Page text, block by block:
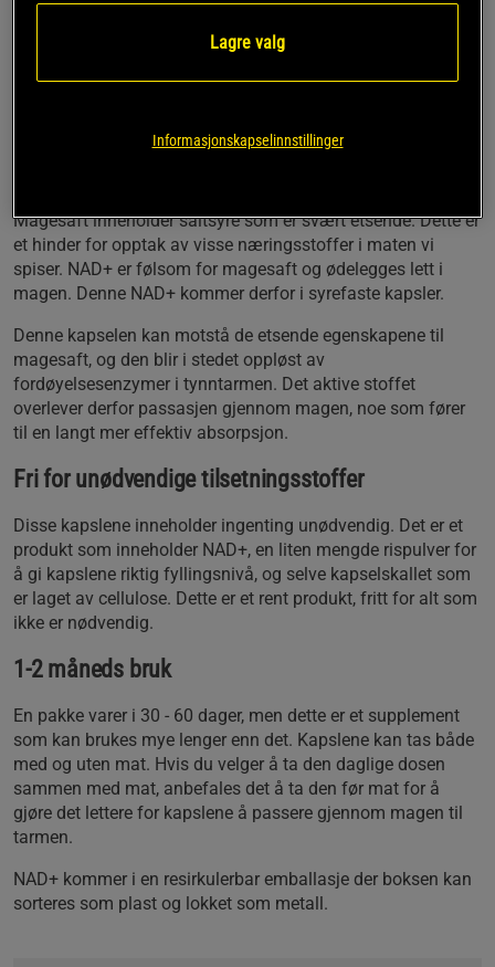
av NAD+ i cellene synke.
Det er flere måter å øke inntaket av NAD+ på, en av disse er
å gi kroppen nikotinamidribosid for å danne NAD+, men det
Magesaft inneholder saltsyre som er svært etsende. Dette er
et hinder for opptak av visse næringsstoffer i maten vi
spiser. NAD+ er følsom for magesaft og ødelegges lett i
magen. Denne NAD+ kommer derfor i syrefaste kapsler.
Denne kapselen kan motstå de etsende egenskapene til
magesaft, og den blir i stedet oppløst av
fordøyelsesenzymer i tynntarmen. Det aktive stoffet
overlever derfor passasjen gjennom magen, noe som fører
til en langt mer effektiv absorpsjon.
Fri for unødvendige tilsetningsstoffer
Disse kapslene inneholder ingenting unødvendig. Det er et
produkt som inneholder NAD+, en liten mengde rispulver for
å gi kapslene riktig fyllingsnivå, og selve kapselskallet som
er laget av cellulose. Dette er et rent produkt, fritt for alt som
ikke er nødvendig.
1-2 måneds bruk
En pakke varer i 30 - 60 dager, men dette er et supplement
som kan brukes mye lenger enn det. Kapslene kan tas både
med og uten mat. Hvis du velger å ta den daglige dosen
sammen med mat, anbefales det å ta den før mat for å
gjøre det lettere for kapslene å passere gjennom magen til
tarmen.
NAD+ kommer i en resirkulerbar emballasje der boksen kan
sorteres som plast og lokket som metall.
Lagre valg
Informasjonskapselinnstillinger